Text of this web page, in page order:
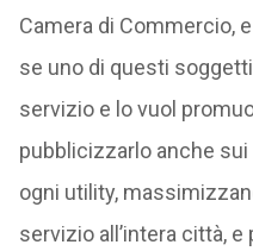
Camera di Commercio,
se uno di questi
servizio e lo vuol
pubblicizzarlo anche
ogni utility,
servizio all’intera città,